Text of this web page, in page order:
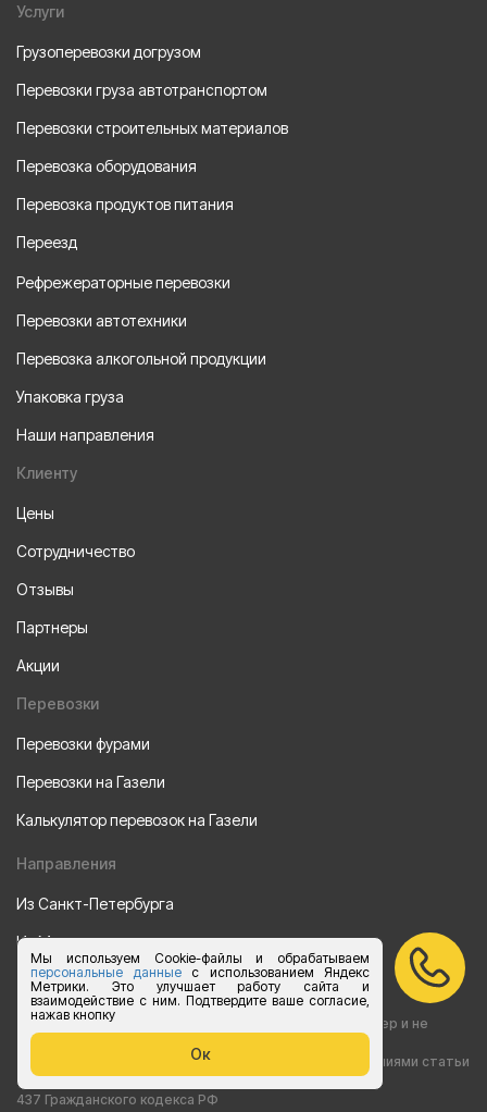
Мы используем Cookie-файлы и обрабатываем
персональные данныес использованием Яндекс
Метрики. Это улучшает работу сайта и
взаимодействие с ним. Подтвердите ваше согласие,
нажав кнопку
Ок
Услуги
Грузоперевозки догрузом
Перевозки груза автотранспортом
Перевозки строительных материалов
Перевозка оборудования
Перевозка продуктов питания
Переезд
Рефрежераторные перевозки
Перевозки автотехники
Перевозка алкогольной продукции
Упаковка груза
Наши направления
Клиенту
Цены
Сотрудничество
Отзывы
Партнеры
Акции
Перевозки
Перевозки фурами
Перевозки на Газели
Калькулятор перевозок на Газели
Направления
Из Санкт-Петербурга
Из Москвы
Все права защищены 2015-2026 г.
Информация на сайте носит ознакомительный характер и не
является публичной офертой, определяемой положениями статьи
437 Гражданского кодекса РФ